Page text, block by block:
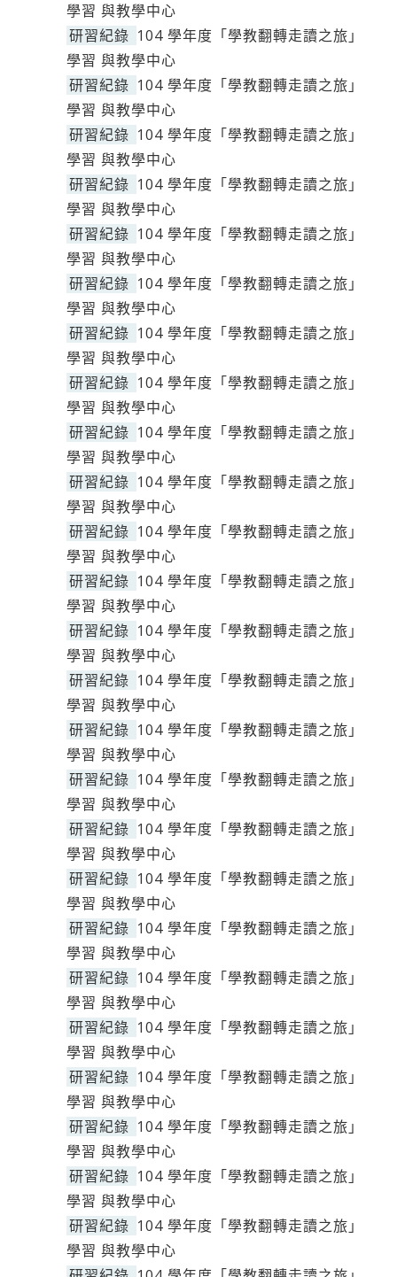
學習 與教學中心
研習紀錄 104 學年度「學教翻轉走讀之旅」
學習 與教學中心
研習紀錄 104 學年度「學教翻轉走讀之旅」
學習 與教學中心
研習紀錄 104 學年度「學教翻轉走讀之旅」
學習 與教學中心
研習紀錄 104 學年度「學教翻轉走讀之旅」
學習 與教學中心
研習紀錄 104 學年度「學教翻轉走讀之旅」
學習 與教學中心
研習紀錄 104 學年度「學教翻轉走讀之旅」
學習 與教學中心
研習紀錄 104 學年度「學教翻轉走讀之旅」
學習 與教學中心
研習紀錄 104 學年度「學教翻轉走讀之旅」
學習 與教學中心
研習紀錄 104 學年度「學教翻轉走讀之旅」
學習 與教學中心
研習紀錄 104 學年度「學教翻轉走讀之旅」
學習 與教學中心
研習紀錄 104 學年度「學教翻轉走讀之旅」
學習 與教學中心
研習紀錄 104 學年度「學教翻轉走讀之旅」
學習 與教學中心
研習紀錄 104 學年度「學教翻轉走讀之旅」
學習 與教學中心
研習紀錄 104 學年度「學教翻轉走讀之旅」
學習 與教學中心
研習紀錄 104 學年度「學教翻轉走讀之旅」
學習 與教學中心
研習紀錄 104 學年度「學教翻轉走讀之旅」
學習 與教學中心
研習紀錄 104 學年度「學教翻轉走讀之旅」
學習 與教學中心
研習紀錄 104 學年度「學教翻轉走讀之旅」
學習 與教學中心
研習紀錄 104 學年度「學教翻轉走讀之旅」
學習 與教學中心
研習紀錄 104 學年度「學教翻轉走讀之旅」
學習 與教學中心
研習紀錄 104 學年度「學教翻轉走讀之旅」
學習 與教學中心
研習紀錄 104 學年度「學教翻轉走讀之旅」
學習 與教學中心
研習紀錄 104 學年度「學教翻轉走讀之旅」
學習 與教學中心
研習紀錄 104 學年度「學教翻轉走讀之旅」
學習 與教學中心
研習紀錄 104 學年度「學教翻轉走讀之旅」
學習 與教學中心